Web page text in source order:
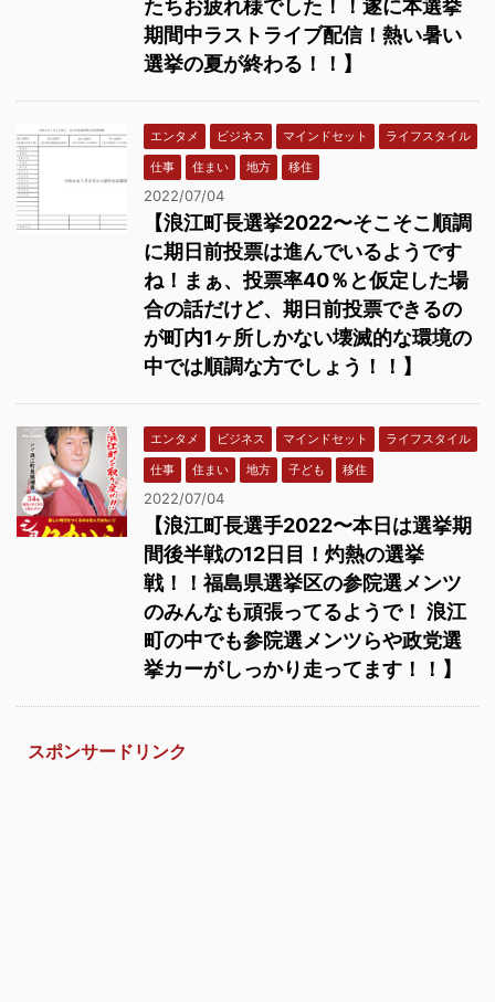
たちお疲れ様でした！！遂に本選挙
期間中ラストライブ配信！熱い暑い
選挙の夏が終わる！！】
エンタメ ビジネス マインドセット
ライフスタイル
仕事
住まい 地方 移住
2022/07/04
【浪江町長選挙2022〜そこそこ順調
に期日前投票は進んでいるようです
ね！まぁ、投票率40％と仮定した場
合の話だけど、期日前投票できるの
が町内1ヶ所しかない壊滅的な環境の
中では順調な方でしょう！！】
エンタメ ビジネス マインドセット
ライフスタイル
仕事
住まい 地方 子ども 移住
2022/07/04
【浪江町長選手2022〜本日は選挙期
間後半戦の12日目！灼熱の選挙
戦！！福島県選挙区の参院選メンツ
のみんなも頑張ってるようで！ 浪江
町の中でも参院選メンツらや政党選
挙カーがしっかり走ってます！！】
スポンサードリンク